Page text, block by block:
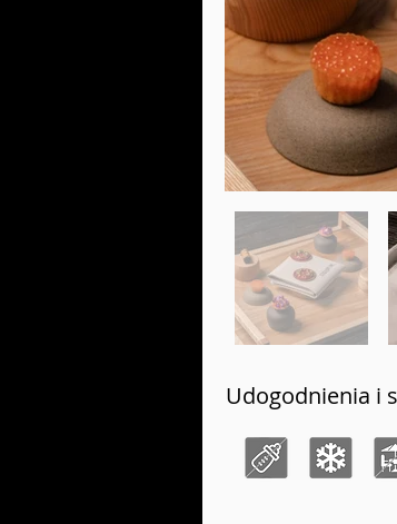
Udogodnienia i